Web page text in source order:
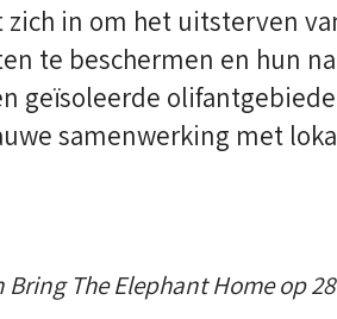
zich in om het uitsterven
te beschermen en hun
geïsoleerde
samenwerking met
The Elephant Home op